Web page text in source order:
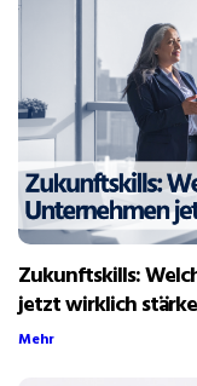
Zukunftskills:
jetzt wirklich
Mehr